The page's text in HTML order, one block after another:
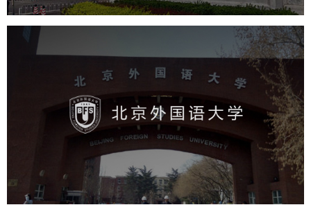
北京外国语大学
高校 学校网站建设
教育网站建设
大学网站建设
高校网站建设